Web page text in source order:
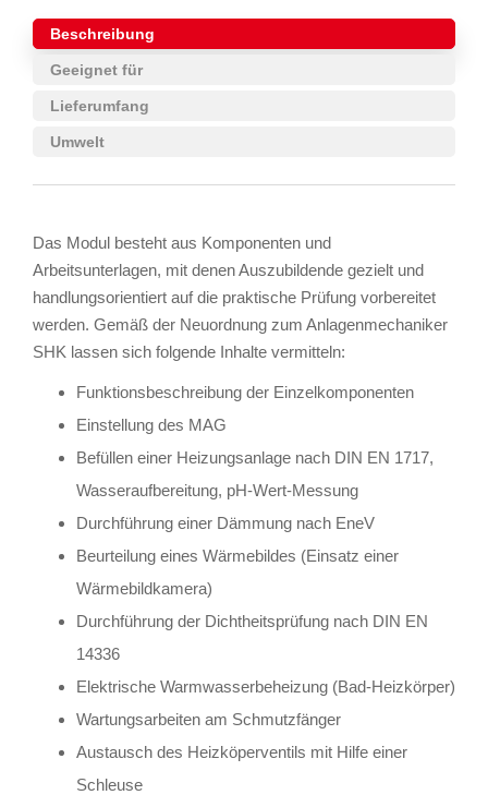
Beschreibung
Geeignet für
Lieferumfang
Umwelt
Das Modul besteht aus Komponenten und
Arbeitsunterlagen, mit denen Auszubildende gezielt und
handlungsorientiert auf die praktische Prüfung vorbereitet
werden. Gemäß der Neuordnung zum Anlagenmechaniker
SHK lassen sich folgende Inhalte vermitteln:
Funktionsbeschreibung der Einzelkomponenten
Einstellung des MAG
Befüllen einer Heizungsanlage nach DIN EN 1717,
Wasseraufbereitung, pH-Wert-Messung
Durchführung einer Dämmung nach EneV
Beurteilung eines Wärmebildes (Einsatz einer
Wärmebildkamera)
Durchführung der Dichtheitsprüfung nach DIN EN
14336
Elektrische Warmwasserbeheizung (Bad-Heizkörper)
Wartungsarbeiten am Schmutzfänger
Austausch des Heizköperventils mit Hilfe einer
Schleuse